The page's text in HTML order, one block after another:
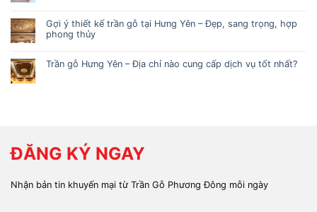
Gợi ý thiết kế trần gỗ tại Hưng Yên – Đẹp, sang trọng, hợp
phong thủy
Trần gỗ Hưng Yên – Địa chỉ nào cung cấp dịch vụ tốt nhất?
ĐĂNG KÝ NGAY
Nhận bản tin khuyến mại từ Trần Gỗ Phương Đông mỗi ngày